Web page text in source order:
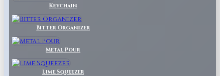
Keychain
Bitter Organizer
Metal Pour
Lime Squeezer